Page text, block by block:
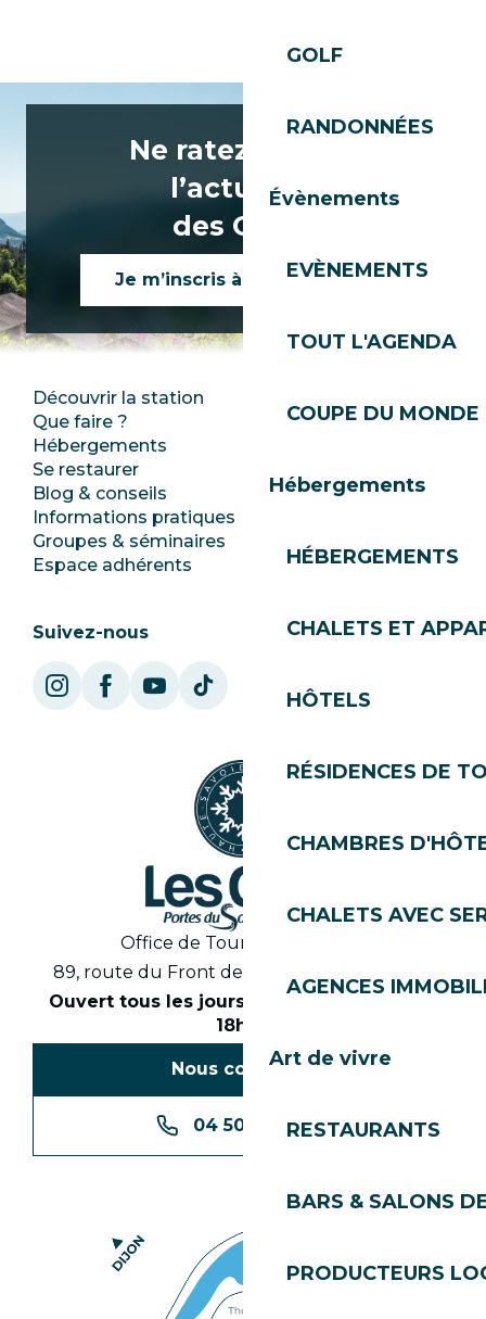
GOLF
RANDONNÉES
Évènements
EVÈNEMENTS
TOUT L'AGENDA
COUPE DU
Hébergements
HÉBERGEMENTS
CHALETS ET
HÔTELS
RÉSIDENCES DE
CHAMBRES
CHALETS AVEC
AGENCES
Art de vivre
RESTAURANTS
BARS & SALONS
PRODUCTEURS
Ne ratez rien de
l’actualité
des Gets !
Je m’inscris à la newsletter
Découvrir la station
Que faire ?
Hébergements
Se restaurer
Blog & conseils
Informations pratiques
Groupes & séminaires
Espace adhérents
Club Les Gets
Ecotourisme
SoleGets
Les Gets Tourisme
Suivez-nous
Office de Tourisme des Gets
89, route du Front de Neige 74260 Les Gets
Ouvert tous les jours en saison de 8h30 à
18h30
Nous contacter
04 50 74 74 74